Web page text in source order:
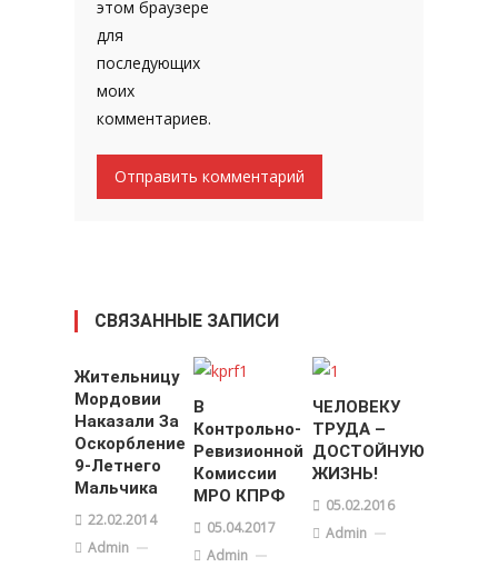
этом браузере
для
последующих
моих
комментариев.
СВЯЗАННЫЕ ЗАПИСИ
Жительницу
Мордовии
Наказали За
Оскорбление
9-Летнего
Мальчика
22.02.2014
Admin
В
Контрольно-
Ревизионной
Комиссии
МРО КПРФ
05.04.2017
Admin
ЧЕЛОВЕКУ
ТРУДА –
ДОСТОЙНУЮ
ЖИЗНЬ!
05.02.2016
Admin